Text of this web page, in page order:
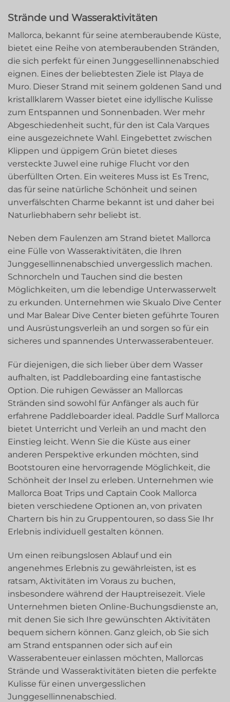
Strände und Wasseraktivitäten
Mallorca, bekannt für seine atemberaubende Küste,
bietet eine Reihe von atemberaubenden Stränden,
die sich perfekt für einen Junggesellinnenabschied
eignen. Eines der beliebtesten Ziele ist Playa de
Muro. Dieser Strand mit seinem goldenen Sand und
kristallklarem Wasser bietet eine idyllische Kulisse
zum Entspannen und Sonnenbaden. Wer mehr
Abgeschiedenheit sucht, für den ist Cala Varques
eine ausgezeichnete Wahl. Eingebettet zwischen
Klippen und üppigem Grün bietet dieses
versteckte Juwel eine ruhige Flucht vor den
überfüllten Orten. Ein weiteres Muss ist Es Trenc,
das für seine natürliche Schönheit und seinen
unverfälschten Charme bekannt ist und daher bei
Naturliebhabern sehr beliebt ist.
Neben dem Faulenzen am Strand bietet Mallorca
eine Fülle von Wasseraktivitäten, die Ihren
Junggesellinnenabschied unvergesslich machen.
Schnorcheln und Tauchen sind die besten
Möglichkeiten, um die lebendige Unterwasserwelt
zu erkunden. Unternehmen wie Skualo Dive Center
und Mar Balear Dive Center bieten geführte Touren
und Ausrüstungsverleih an und sorgen so für ein
sicheres und spannendes Unterwasserabenteuer.
Für diejenigen, die sich lieber über dem Wasser
aufhalten, ist Paddleboarding eine fantastische
Option. Die ruhigen Gewässer an Mallorcas
Stränden sind sowohl für Anfänger als auch für
erfahrene Paddleboarder ideal. Paddle Surf Mallorca
bietet Unterricht und Verleih an und macht den
Einstieg leicht. Wenn Sie die Küste aus einer
anderen Perspektive erkunden möchten, sind
Bootstouren eine hervorragende Möglichkeit, die
Schönheit der Insel zu erleben. Unternehmen wie
Mallorca Boat Trips und Captain Cook Mallorca
bieten verschiedene Optionen an, von privaten
Chartern bis hin zu Gruppentouren, so dass Sie Ihr
Erlebnis individuell gestalten können.
Um einen reibungslosen Ablauf und ein
angenehmes Erlebnis zu gewährleisten, ist es
ratsam, Aktivitäten im Voraus zu buchen,
insbesondere während der Hauptreisezeit. Viele
Unternehmen bieten Online-Buchungsdienste an,
mit denen Sie sich Ihre gewünschten Aktivitäten
bequem sichern können. Ganz gleich, ob Sie sich
am Strand entspannen oder sich auf ein
Wasserabenteuer einlassen möchten, Mallorcas
Strände und Wasseraktivitäten bieten die perfekte
Kulisse für einen unvergesslichen
Junggesellinnenabschied.